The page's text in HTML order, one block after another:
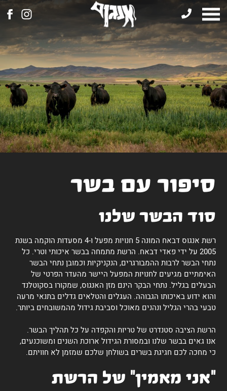
דלג לסרגל הניווט
דלג לתוכן
דלג לתחתית הדף
סיפור עם בשר
סוד הבשר שלנו
רשת אנגוס דבאח המונה 5 חנויות מפעל ו-4 מסעדות הוקמה בשנת
2005 על ידי פאדי דבאח. הרשת מתמחה בבשר איכותי וטרי. כל
נתחי הבשר לרבות ההמבורגרים, הנקניקיות וכמובן נתחי הבשר
האימתיים מגיעים לחנויות המפעל היישר מהעדר הפרטי של
הבעלים בגליל. נתחי הבקר הינם מזן האנגוס, שמקורו בסקוטלנד
והוא ידוע באיכותו הגבוהה. העגלים והטלאים גדלים בתנאי מרעה
טבעי בהרי הגליל ונהנים מאוכל וסביבת גידול מהמשובחים ביותר.
הרשת הציבה סטנדרט של טריות והקפדה על כל תהליך הבשר.
אנו גאים בבשר שלנו ובמסורת הגידול ארוכת השנים ומשוכנעים,
כי מחכה לכם חגיגת בשרים בשולחן שלכם שמזמן לא חוויתם.
"אני מאמין" של הרשת